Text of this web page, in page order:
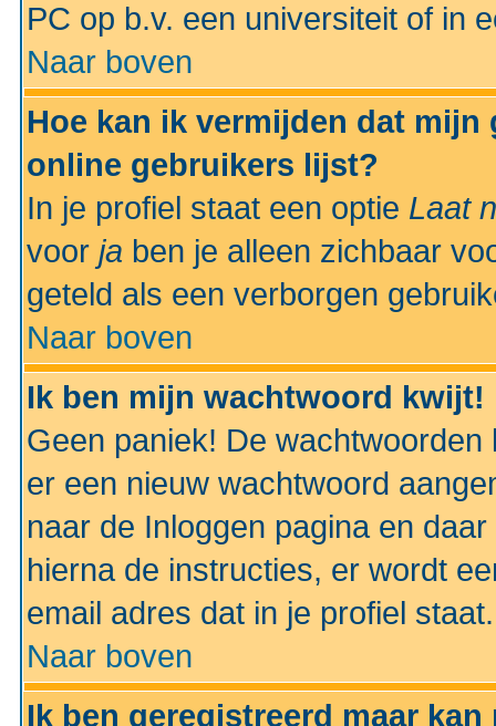
PC op b.v. een universiteit of in
Naar boven
Hoe kan ik vermijden dat
online gebruikers lijst?
In je profiel staat een optie Laat
voor ja ben je alleen zichbaar
geteld als een verborgen
Naar boven
Ik ben mijn wachtwoord kwijt!
Geen paniek! De
er een nieuw wachtwoord
naar de Inloggen pagina en
hierna de instructies, er wordt
email adres dat in je profiel staat.
Naar boven
Ik ben geregistreerd maar